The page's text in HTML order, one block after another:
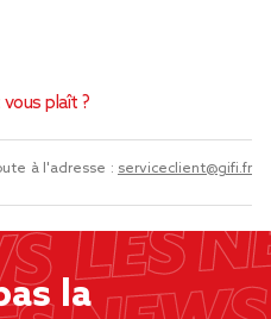
plaît ?
à l'adresse : serviceclient@gifi.fr
la